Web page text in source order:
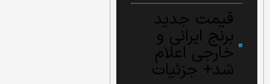
قیمت جدید
برنج ایرانی و
خارجی اعلام
شد+ جزئیات